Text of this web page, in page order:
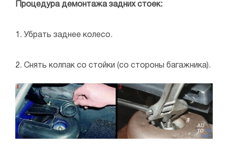
Процедура демонтажа задних стоек:
1. Убрать заднее колесо.
2. Снять колпак со стойки (со стороны багажника).